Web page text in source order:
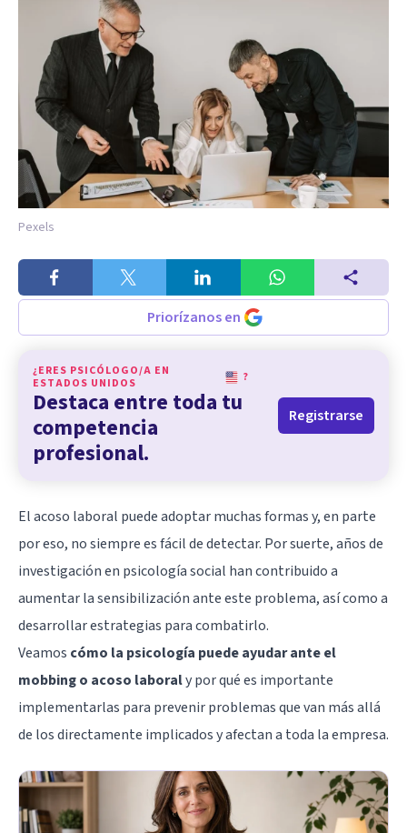
Pexels
Priorízanos en
¿ERES PSICÓLOGO/A EN
ESTADOS UNIDOS
?
Destaca entre toda tu
competencia
profesional.
Registrarse
El acoso laboral puede adoptar muchas formas y, en parte
por eso, no siempre es fácil de detectar. Por suerte, años de
investigación en psicología social han contribuido a
aumentar la sensibilización ante este problema, así como a
desarrollar estrategias para combatirlo.
Veamos cómo la psicología puede ayudar ante el
mobbing o acoso laboraly por qué es importante
implementarlas para prevenir problemas que van más allá
de los directamente implicados y afectan a toda la empresa.